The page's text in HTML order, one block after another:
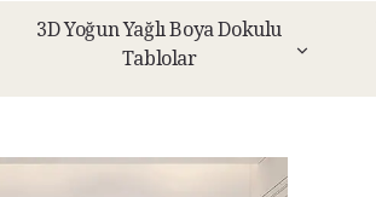
3D Yoğun Yağlı Boya Dokulu
Tablolar